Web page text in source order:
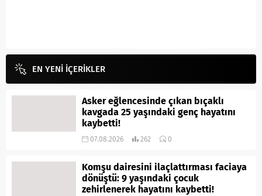
EN YENİ İÇERİKLER
Asker eğlencesinde çıkan bıçaklı
kavgada 25 yaşındaki genç hayatını
kaybetti!
07.08.2026 262 0
Komşu dairesini ilaçlattırması faciaya
dönüştü: 9 yaşındaki çocuk
zehirlenerek hayatını kaybetti!